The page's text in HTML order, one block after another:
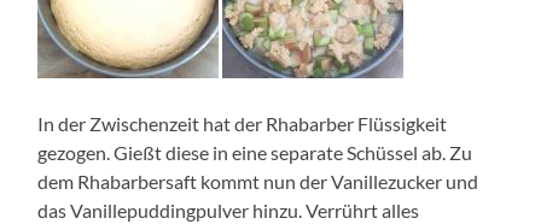
In der Zwischenzeit hat der Rhabarber Flüssigkeit
gezogen. Gießt diese in eine separate Schüssel ab. Zu
dem Rhabarbersaft kommt nun der Vanillezucker und
das Vanillepuddingpulver hinzu. Verrührt alles